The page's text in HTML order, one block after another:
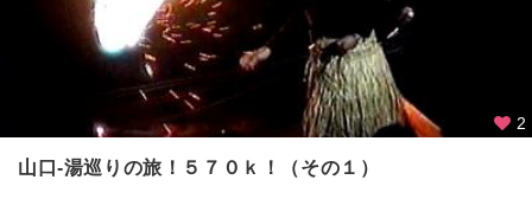
2
山口-湯巡りの旅！５７０ｋ！（その１）